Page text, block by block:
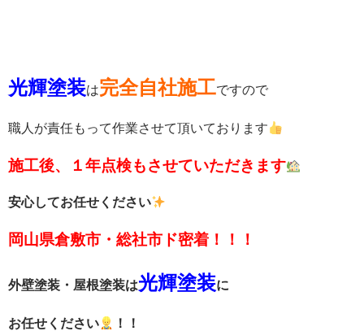
光輝塗装は完全自社施工ですので
職人が責任もって作業させて頂いております
施工後、１年点検もさせていただきます
安心してお任せください
岡山県倉敷市・総社市ド密着！！！
外壁塗装・屋根塗装は光輝塗装に
お任せください ！！